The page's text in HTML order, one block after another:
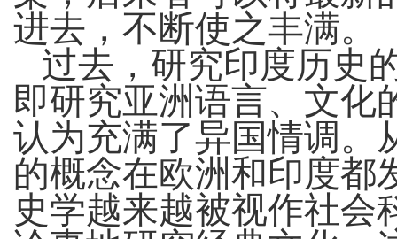
进去，不断使之丰满。
过去，研究印度历史
即研究亚洲语言、文化
认为充满了异国情调。
的概念在欧洲和印度都
史学越来越被视作社会